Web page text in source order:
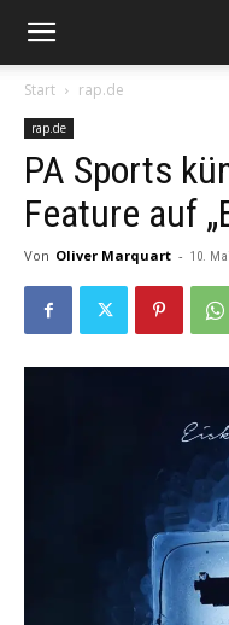
Start rap.de
rap.de
PA Sports
Feature auf
Von Oliver Marquart - 10.